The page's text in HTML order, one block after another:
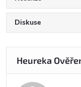
Diskuse